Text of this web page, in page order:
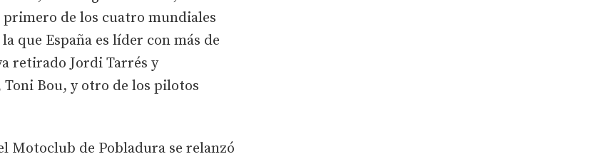
de los cuatro mundiales
que España es líder con más de
retirado Jordi Tarrés y
Bou, y otro de los pilotos
Motoclub de Pobladura se relanzó